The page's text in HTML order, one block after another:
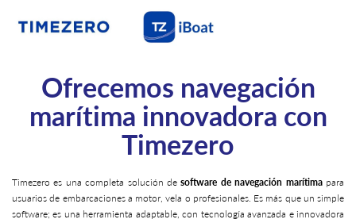
Ofrecemos navegación
marítima innovadora con
Timezero
Timezero es una completa solución desoftware de navegación marítimapara
usuarios de embarcaciones a motor, vela o profesionales. Es más que un simple
software; es una herramienta adaptable, con tecnología avanzada e innovadora